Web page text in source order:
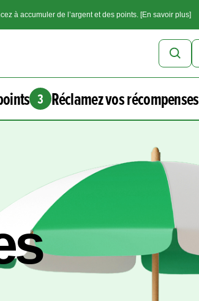
à accumuler de l’argent et des points. [En savoir plus]
3 Réclamez vos récompenses